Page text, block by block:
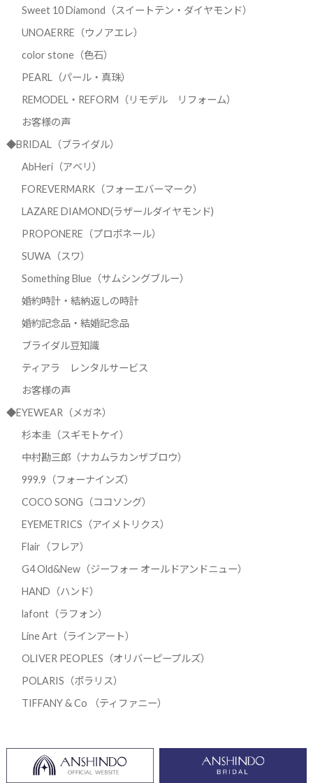
Sweet 10 Diamond（スイートテン・ダイヤモンド）
UNOAERRE（ウノアエレ）
color stone（色石）
PEARL（パール・真珠）
REMODEL・REFORM（リモデル リフォーム）
お客様の声
◆BRIDAL（ブライダル）
AbHeri（アベリ）
FOREVERMARK（フォーエバーマーク）
LAZARE DIAMOND(ラザールダイヤモンド)
PROPONERE（プロポネール）
SUWA（スワ）
Something Blue（サムシングブルー）
婚約時計・結納返しの時計
婚約記念品・結婚記念品
ブライダル豆知識
ティアラ レンタルサービス
お客様の声
◆EYEWEAR（メガネ）
杉本圭（スギモトケイ）
中村勘三郎（ナカムラカンザブロウ）
999.9（フォーナインズ）
COCO SONG（ココソング）
EYEMETRICS（アイメトリクス）
Flair（フレア）
G4 Old&New（ジーフォー オールドアンドニュー）
HAND（ハンド）
lafont（ラフォン）
Line Art（ラインアート）
OLIVER PEOPLES（オリバーピープルズ）
POLARIS（ポラリス）
TIFFANY & Co （ティファニー）